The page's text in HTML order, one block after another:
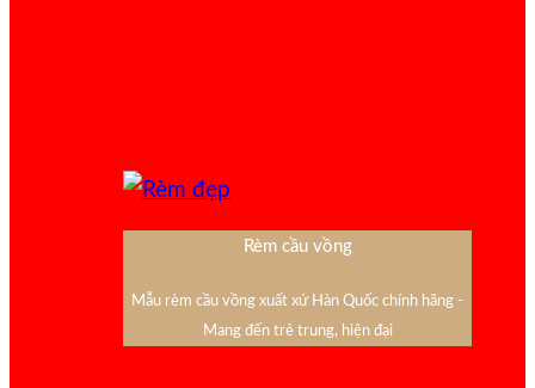
Rèm cầu vồng
Mẫu rèm cầu vồng xuất xứ Hàn Quốc chính hãng -
Mang đến trẻ trung, hiện đại